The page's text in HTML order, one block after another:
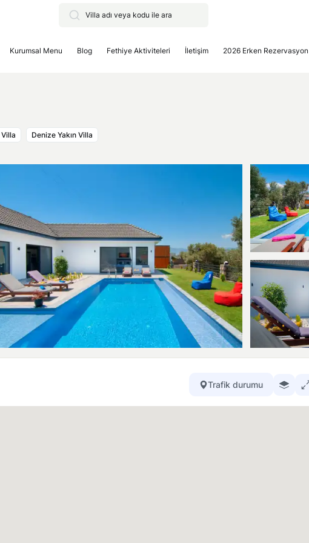
Kurumsal Menu Blog Fethiye Aktiviteleri İletişim 2026 Erken Rezervasyon
Denize Yakın Villa
Trafik durumu